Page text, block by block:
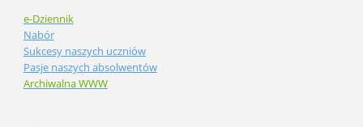
e-Dziennik
Nabór
Sukcesy naszych uczniów
Pasje naszych absolwentów
Archiwalna WWW